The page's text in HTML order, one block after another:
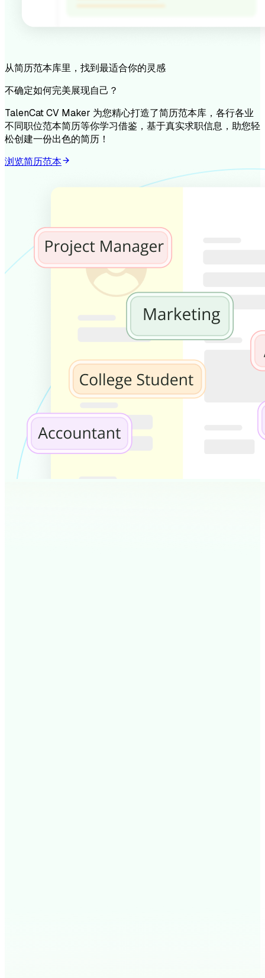
从简历范本库里，找到最适合你的灵感
不确定如何完美展现自己？
TalenCat CV Maker 为您精心打造了简历范本库，各行各业
不同职位范本简历等你学习借鉴，基于真实求职信息，助您轻
松创建一份出色的简历！
浏览简历范本